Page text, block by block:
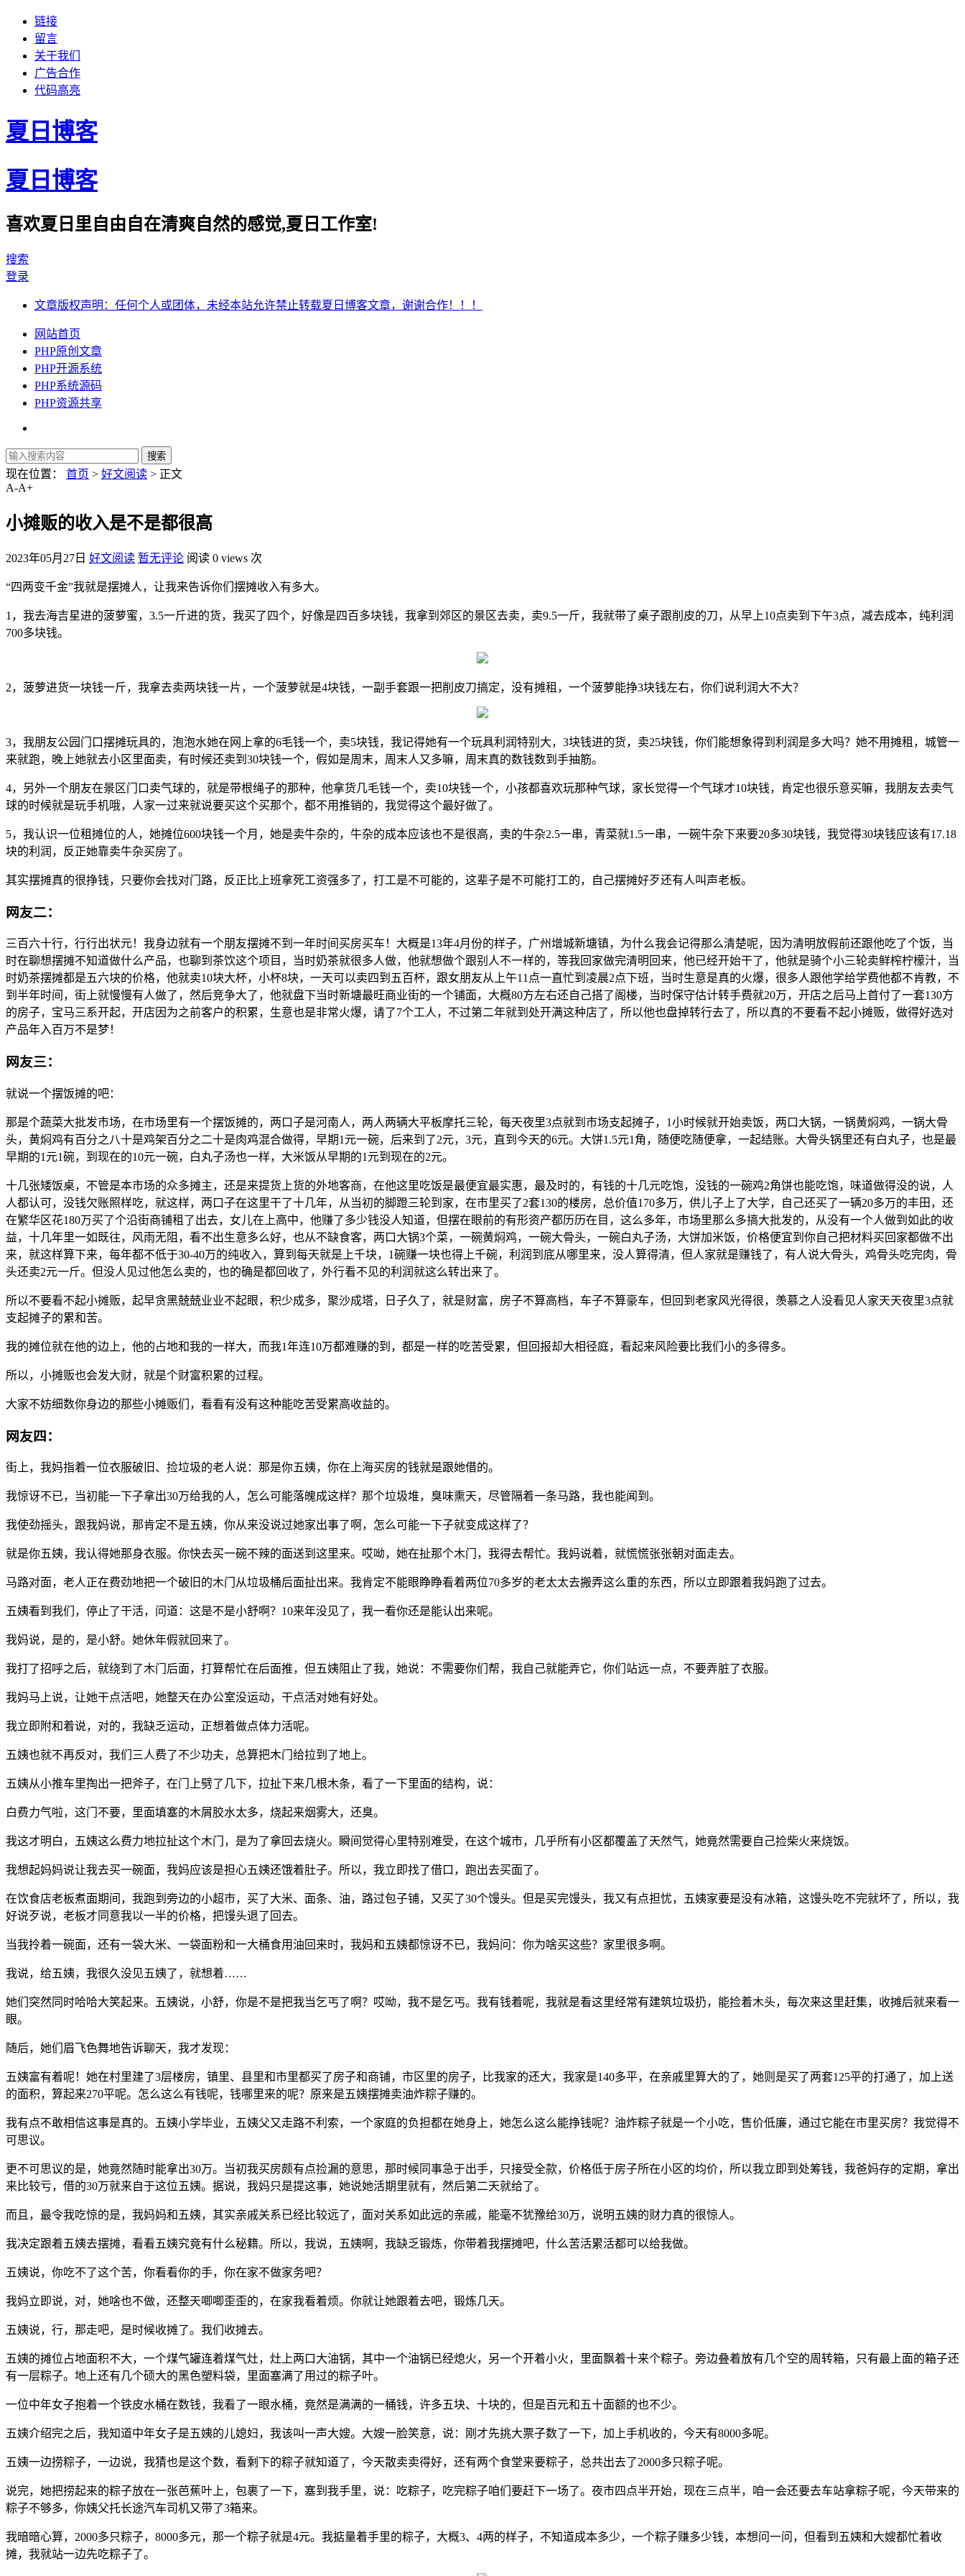
链接
留言
关于我们
广告合作
代码高亮
夏日博客
夏日博客
喜欢夏日里自由自在清爽自然的感觉,夏日工作室!
搜索
登录
文章版权声明：任何个人或团体，未经本站允许禁止转载夏日博客文章，谢谢合作！！！
网站首页
PHP原创文章
PHP开源系统
PHP系统源码
PHP资源共享
现在位置： 首页 > 好文阅读 > 正文
A-A+
小摊贩的收入是不是都很高
2023年05月27日 好文阅读 暂无评论 阅读 0 views 次
“四两变千金”我就是摆摊人，让我来告诉你们摆摊收入有多大。
1，我去海吉星进的菠萝蜜，3.5一斤进的货，我买了四个，好像是四百多块钱，我拿到郊区的景区去卖，卖9.5一斤，我就带了桌子跟削皮的刀，从早上10点卖到下午3点，减去成本，纯利润
700多块钱。
2，菠萝进货一块钱一斤，我拿去卖两块钱一片，一个菠萝就是4块钱，一副手套跟一把削皮刀搞定，没有摊租，一个菠萝能挣3块钱左右，你们说利润大不大？
3，我朋友公园门口摆摊玩具的，泡泡水她在网上拿的6毛钱一个，卖5块钱，我记得她有一个玩具利润特别大，3块钱进的货，卖25块钱，你们能想象得到利润是多大吗？她不用摊租，城管一
来就跑，晚上她就去小区里面卖，有时候还卖到30块钱一个，假如是周末，周末人又多嘛，周末真的数钱数到手抽筋。
4，另外一个朋友在景区门口卖气球的，就是带根绳子的那种，他拿货几毛钱一个，卖10块钱一个，小孩都喜欢玩那种气球，家长觉得一个气球才10块钱，肯定也很乐意买嘛，我朋友去卖气
球的时候就是玩手机哦，人家一过来就说要买这个买那个，都不用推销的，我觉得这个最好做了。
5，我认识一位租摊位的人，她摊位600块钱一个月，她是卖牛杂的，牛杂的成本应该也不是很高，卖的牛杂2.5一串，青菜就1.5一串，一碗牛杂下来要20多30块钱，我觉得30块钱应该有17.18
块的利润，反正她靠卖牛杂买房了。
其实摆摊真的很挣钱，只要你会找对门路，反正比上班拿死工资强多了，打工是不可能的，这辈子是不可能打工的，自己摆摊好歹还有人叫声老板。
网友二：
三百六十行，行行出状元！我身边就有一个朋友摆摊不到一年时间买房买车！大概是13年4月份的样子，广州增城新塘镇，为什么我会记得那么清楚呢，因为清明放假前还跟他吃了个饭，当
时在聊想摆摊不知道做什么产品，也聊到茶饮这个项目，当时奶茶就很多人做，他就想做个跟别人不一样的，等我回家做完清明回来，他已经开始干了，他就是骑个小三轮卖鲜榨柠檬汁，当
时奶茶摆摊都是五六块的价格，他就卖10块大杯，小杯8块，一天可以卖四到五百杯，跟女朋友从上午11点一直忙到凌晨2点下班，当时生意是真的火爆，很多人跟他学给学费他都不肯教，不
到半年时间，街上就慢慢有人做了，然后竞争大了，他就盘下当时新塘最旺商业街的一个铺面，大概80方左右还自己搭了阁楼，当时保守估计转手费就20万，开店之后马上首付了一套130方
的房子，宝马三系开起，开店因为之前客户的积累，生意也是非常火爆，请了7个工人，不过第二年就到处开满这种店了，所以他也盘掉转行去了，所以真的不要看不起小摊贩，做得好选对
产品年入百万不是梦！
网友三：
就说一个摆饭摊的吧：
那是个蔬菜大批发市场，在市场里有一个摆饭摊的，两口子是河南人，两人两辆大平板摩托三轮，每天夜里3点就到市场支起摊子，1小时候就开始卖饭，两口大锅，一锅黄焖鸡，一锅大骨
头，黄焖鸡有百分之八十是鸡架百分之二十是肉鸡混合做得，早期1元一碗，后来到了2元，3元，直到今天的6元。大饼1.5元1角，随便吃随便拿，一起结账。大骨头锅里还有白丸子，也是最
早期的1元1碗，到现在的10元一碗，白丸子汤也一样，大米饭从早期的1元到现在的2元。
十几张矮饭桌，不管是本市场的众多摊主，还是来提货上货的外地客商，在他这里吃饭是最便宜最实惠，最及时的，有钱的十几元吃饱，没钱的一碗鸡2角饼也能吃饱，味道做得没的说，人
人都认可，没钱欠账照样吃，就这样，两口子在这里干了十几年，从当初的脚蹬三轮到家，在市里买了2套130的楼房，总价值170多万，供儿子上了大学，自己还买了一辆20多万的丰田，还
在繁华区花180万买了个沿街商铺租了出去，女儿在上高中，他赚了多少钱没人知道，但摆在眼前的有形资产都历历在目，这么多年，市场里那么多搞大批发的，从没有一个人做到如此的收
益，十几年里一如既往，风雨无阻，看不出生意多么好，也从不缺食客，两口大锅3个菜，一碗黄焖鸡，一碗大骨头，一碗白丸子汤，大饼加米饭，价格便宜到你自己把材料买回家都做不出
来，就这样算下来，每年都不低于30-40万的纯收入，算到每天就是上千块，1碗赚一块也得上千碗，利润到底从哪里来，没人算得清，但人家就是赚钱了，有人说大骨头，鸡骨头吃完肉，骨
头还卖2元一斤。但没人见过他怎么卖的，也的确是都回收了，外行看不见的利润就这么转出来了。
所以不要看不起小摊贩，起早贪黑兢兢业业不起眼，积少成多，聚沙成塔，日子久了，就是财富，房子不算高档，车子不算豪车，但回到老家风光得很，羡慕之人没看见人家天天夜里3点就
支起摊子的累和苦。
我的摊位就在他的边上，他的占地和我的一样大，而我1年连10万都难赚的到，都是一样的吃苦受累，但回报却大相径庭，看起来风险要比我们小的多得多。
所以，小摊贩也会发大财，就是个财富积累的过程。
大家不妨细数你身边的那些小摊贩们，看看有没有这种能吃苦受累高收益的。
网友四：
街上，我妈指着一位衣服破旧、捡垃圾的老人说：那是你五姨，你在上海买房的钱就是跟她借的。
我惊讶不已，当初能一下子拿出30万给我的人，怎么可能落魄成这样？那个垃圾堆，臭味熏天，尽管隔着一条马路，我也能闻到。
我使劲摇头，跟我妈说，那肯定不是五姨，你从来没说过她家出事了啊，怎么可能一下子就变成这样了？
就是你五姨，我认得她那身衣服。你快去买一碗不辣的面送到这里来。哎呦，她在扯那个木门，我得去帮忙。我妈说着，就慌慌张张朝对面走去。
马路对面，老人正在费劲地把一个破旧的木门从垃圾桶后面扯出来。我肯定不能眼睁睁看着两位70多岁的老太太去搬弄这么重的东西，所以立即跟着我妈跑了过去。
五姨看到我们，停止了干活，问道：这是不是小舒啊？10来年没见了，我一看你还是能认出来呢。
我妈说，是的，是小舒。她休年假就回来了。
我打了招呼之后，就绕到了木门后面，打算帮忙在后面推，但五姨阻止了我，她说：不需要你们帮，我自己就能弄它，你们站远一点，不要弄脏了衣服。
我妈马上说，让她干点活吧，她整天在办公室没运动，干点活对她有好处。
我立即附和着说，对的，我缺乏运动，正想着做点体力活呢。
五姨也就不再反对，我们三人费了不少功夫，总算把木门给拉到了地上。
五姨从小推车里掏出一把斧子，在门上劈了几下，拉扯下来几根木条，看了一下里面的结构，说：
白费力气啦，这门不要，里面填塞的木屑胶水太多，烧起来烟雾大，还臭。
我这才明白，五姨这么费力地拉扯这个木门，是为了拿回去烧火。瞬间觉得心里特别难受，在这个城市，几乎所有小区都覆盖了天然气，她竟然需要自己捡柴火来烧饭。
我想起妈妈说让我去买一碗面，我妈应该是担心五姨还饿着肚子。所以，我立即找了借口，跑出去买面了。
在饮食店老板煮面期间，我跑到旁边的小超市，买了大米、面条、油，路过包子铺，又买了30个馒头。但是买完馒头，我又有点担忧，五姨家要是没有冰箱，这馒头吃不完就坏了，所以，我
好说歹说，老板才同意我以一半的价格，把馒头退了回去。
当我拎着一碗面，还有一袋大米、一袋面粉和一大桶食用油回来时，我妈和五姨都惊讶不已，我妈问：你为啥买这些？家里很多啊。
我说，给五姨，我很久没见五姨了，就想着……
她们突然同时哈哈大笑起来。五姨说，小舒，你是不是把我当乞丐了啊？哎呦，我不是乞丐。我有钱着呢，我就是看这里经常有建筑垃圾扔，能捡着木头，每次来这里赶集，收摊后就来看一
眼。
随后，她们眉飞色舞地告诉聊天，我才发现：
五姨富有着呢！她在村里建了3层楼房，镇里、县里和市里都买了房子和商铺，市区里的房子，比我家的还大，我家是140多平，在亲戚里算大的了，她则是买了两套125平的打通了，加上送
的面积，算起来270平呢。怎么这么有钱呢，钱哪里来的呢？原来是五姨摆摊卖油炸粽子赚的。
我有点不敢相信这事是真的。五姨小学毕业，五姨父又走路不利索，一个家庭的负担都在她身上，她怎么这么能挣钱呢？油炸粽子就是一个小吃，售价低廉，通过它能在市里买房？我觉得不
可思议。
更不可思议的是，她竟然随时能拿出30万。当初我买房颇有点捡漏的意思，那时候同事急于出手，只接受全款，价格低于房子所在小区的均价，所以我立即到处筹钱，我爸妈存的定期，拿出
来比较亏，借的30万就来自于这位五姨。据说，我妈只是提这事，她说她活期里就有，然后第二天就给了。
而且，最令我吃惊的是，我妈妈和五姨，其实亲戚关系已经比较远了，面对关系如此远的亲戚，能毫不犹豫给30万，说明五姨的财力真的很惊人。
我决定跟着五姨去摆摊，看看五姨究竟有什么秘籍。所以，我说，五姨啊，我缺乏锻炼，你带着我摆摊吧，什么苦活累活都可以给我做。
五姨说，你吃不了这个苦，你看看你的手，你在家不做家务吧？
我妈立即说，对，她啥也不做，还整天唧唧歪歪的，在家我看着烦。你就让她跟着去吧，锻炼几天。
五姨说，行，那走吧，是时候收摊了。我们收摊去。
五姨的摊位占地面积不大，一个煤气罐连着煤气灶，灶上两口大油锅，其中一个油锅已经熄火，另一个开着小火，里面飘着十来个粽子。旁边叠着放有几个空的周转箱，只有最上面的箱子还
有一层粽子。地上还有几个硕大的黑色塑料袋，里面塞满了用过的粽子叶。
一位中年女子抱着一个铁皮水桶在数钱，我看了一眼水桶，竟然是满满的一桶钱，许多五块、十块的，但是百元和五十面额的也不少。
五姨介绍完之后，我知道中年女子是五姨的儿媳妇，我该叫一声大嫂。大嫂一脸笑意，说：刚才先挑大票子数了一下，加上手机收的，今天有8000多呢。
五姨一边捞粽子，一边说，我猜也是这个数，看剩下的粽子就知道了，今天散卖卖得好，还有两个食堂来要粽子，总共出去了2000多只粽子呢。
说完，她把捞起来的粽子放在一张芭蕉叶上，包裹了一下，塞到我手里，说：吃粽子，吃完粽子咱们要赶下一场了。夜市四点半开始，现在三点半，咱一会还要去车站拿粽子呢，今天带来的
粽子不够多，你姨父托长途汽车司机又带了3箱来。
我暗暗心算，2000多只粽子，8000多元，那一个粽子就是4元。我掂量着手里的粽子，大概3、4两的样子，不知道成本多少，一个粽子赚多少钱，本想问一问，但看到五姨和大嫂都忙着收
摊，我就站一边先吃粽子了。